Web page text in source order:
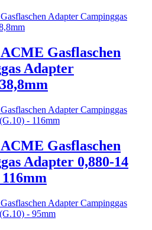
Gasflaschen
Adapter
Gasflaschen
Adapter 0,880-14